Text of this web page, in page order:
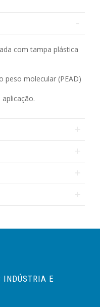
com tampa plástica
peso molecular (PEAD)
INDÚSTRIA E